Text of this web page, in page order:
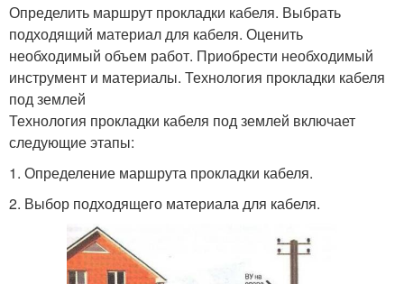
Определить маршрут прокладки кабеля. Выбрать
подходящий материал для кабеля. Оценить
необходимый объем работ. Приобрести необходимый
инструмент и материалы. Технология прокладки кабеля
под землей
Технология прокладки кабеля под землей включает
следующие этапы:
1. Определение маршрута прокладки кабеля.
2. Выбор подходящего материала для кабеля.